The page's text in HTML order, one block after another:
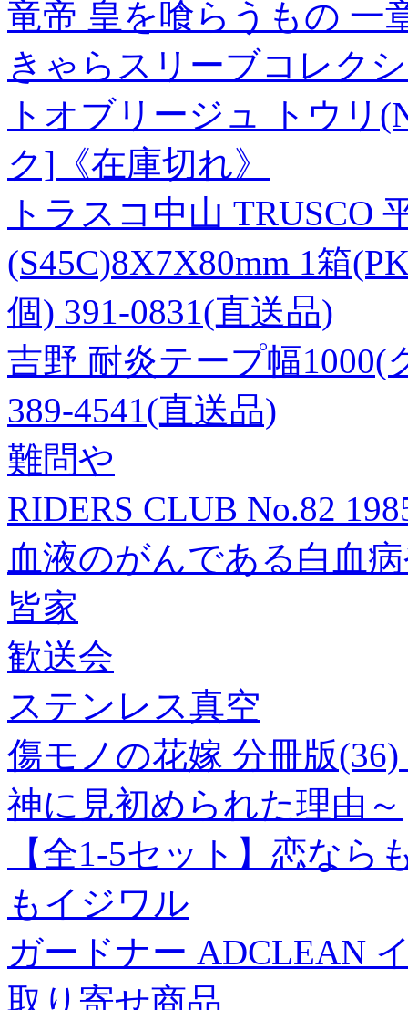
竜帝 皇を喰らうもの 一
きゃらスリーブコレク
トオブリージュ トウリ
ク]《在庫切れ》
トラスコ中山 TRUSCO
(S45C)8X7X80mm 1箱
個) 391-0831(直送品)
吉野 耐炎テープ幅1000(
389-4541(直送品)
難問や
RIDERS CLUB No.82
血液のがんである白血
皆家
歓送会
ステンレス真空
傷モノの花嫁 分冊版
神に見初められた理由～
【全1-5セット】恋な
もイジワル
ガードナー ADCLEAN
取り寄せ商品